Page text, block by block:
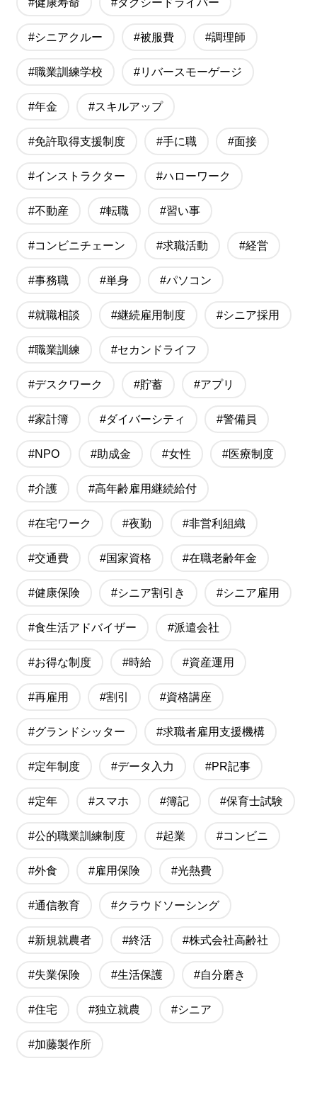
#シニアクルー #被服費 #調理師
#職業訓練学校 #リバースモーゲージ
#年金 #スキルアップ
#免許取得支援制度 #手に職 #面接
#インストラクター #ハローワーク
#不動産 #転職 #習い事
#コンビニチェーン #求職活動 #経営
#事務職 #単身 #パソコン
#就職相談 #継続雇用制度 #シニア採用
#職業訓練 #セカンドライフ
#デスクワーク #貯蓄 #アプリ
#家計簿 #ダイバーシティ #警備員
#NPO #助成金 #女性 #医療制度
#介護 #高年齢雇用継続給付
#在宅ワーク #夜勤 #非営利組織
#交通費 #国家資格 #在職老齢年金
#健康保険 #シニア割引き #シニア雇用
#食生活アドバイザー #派遣会社
#お得な制度 #時給 #資産運用
#再雇用 #割引 #資格講座
#グランドシッター #求職者雇用支援機構
#定年制度 #データ入力 #PR記事
#定年 #スマホ #簿記 #保育士試験
#公的職業訓練制度 #起業 #コンビニ
#外食 #雇用保険 #光熱費
#通信教育 #クラウドソーシング
#新規就農者 #終活 #株式会社高齢社
#失業保険 #生活保護 #自分磨き
#住宅 #独立就農 #シニア
#加藤製作所